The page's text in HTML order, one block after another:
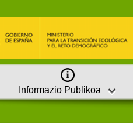
Informazio Publikoa